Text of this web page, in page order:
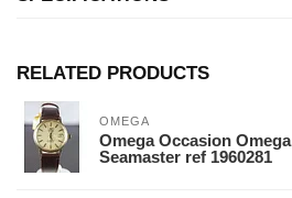
RELATED PRODUCTS
OMEGA
Omega Occasion Omega
Seamaster ref 1960281